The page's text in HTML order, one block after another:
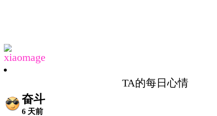
xiaomage
TA的每日心情
奋斗
6 天前